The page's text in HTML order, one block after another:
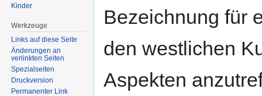
Bezeichnung für
den westlichen
Aspekten
Kinder
Werkzeuge
Links auf diese Seite
Änderungen an
verlinkten Seiten
Spezialseiten
Druckversion
Permanenter Link